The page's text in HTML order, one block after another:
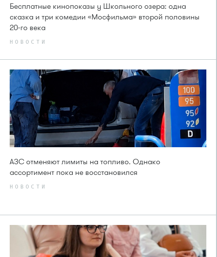
Бесплатные кинопоказы у Школьного озера: одна
сказка и три комедии «Мосфильма» второй половины
20-го века
НОВОСТИ
АЗС отменяют лимиты на топливо. Однако
ассортимент пока не восстановился
НОВОСТИ